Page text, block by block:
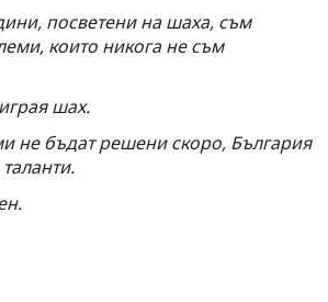
посветени на шаха, съм
които никога не съм
шах.
не бъдат решени скоро, България